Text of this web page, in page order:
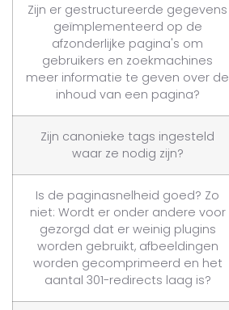
Zijn er gestructureerde gegevens
geïmplementeerd op de
afzonderlijke pagina's om
gebruikers en zoekmachines
meer informatie te geven over de
inhoud van een pagina?
Zijn canonieke tags ingesteld
waar ze nodig zijn?
Is de paginasnelheid goed? Zo
niet: Wordt er onder andere voor
gezorgd dat er weinig plugins
worden gebruikt, afbeeldingen
worden gecomprimeerd en het
aantal 301-redirects laag is?